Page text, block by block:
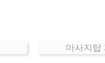
마사지탑